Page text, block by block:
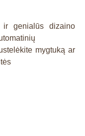
ir genialūs dizaino
mygtuką ar